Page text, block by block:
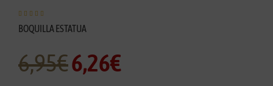
    
BOQUILLA ESTATUA
6,95€6,26€